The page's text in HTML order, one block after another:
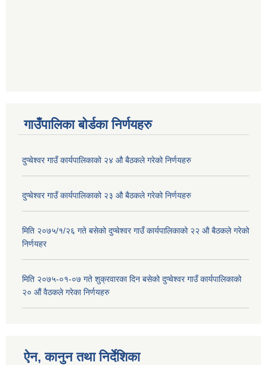
गाउँपालिका बोर्डका निर्णयहरु
दुप्चेश्वर गाउँ कार्यपालिकाको २४ औ बैठकले गरेको निर्णयहरु
दुप्चेश्वर गाउँ कार्यपालिकाको २३ औ बैठकले गरेको निर्णयहरु
मिति २०७५/१/२६ गते बसेको दुप्चेश्वर गाउँ कार्यपालिकाको २२ औ बैठकले गरेको
निर्णयहर
मिति २०७५-०१-०७ गते शुक्रवारका दिन बसेको दुप्चेश्वर गाउँ कार्यपालिकाको
२० औं वैठकले गरेका निर्णयहरु
ऐन, कानुन तथा निर्देशिका